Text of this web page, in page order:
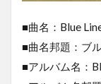
■曲名：Blue
■曲名邦題：ブ
■アルバム名：